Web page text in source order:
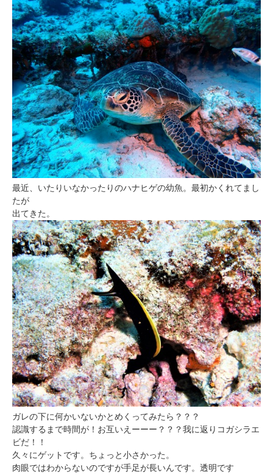
最近、いたりいなかったりのハナヒゲの幼魚。最初かくれてまし
たが
出てきた。
ガレの下に何かいないかとめくってみたら？？？
認識するまで時間が！お互いえーーー？？？我に返りコガシラエ
ビだ！！
久々にゲットです。ちょっと小さかった。
肉眼ではわからないのですが手足が長いんです。透明です